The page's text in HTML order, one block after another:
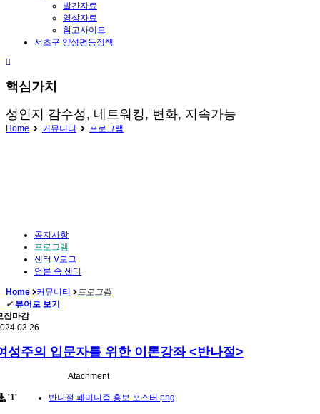
발간자료
영상자료
참고사이트
서초구 양성평등정책
핵심가치
성인지 감수성, 네트워킹, 변화, 지속가능
Home 커뮤니티 프로그램
공지사항
프로그램
센터 V로그
언론 속 센터
Home 커뮤니티
프로그램
✔ 뷰어로 보기
집마감
성주의 입문자를 위한 이론강좌 <반나절>
Atachment
'1' 반나절 페미니즘 홍보 포스터.png,